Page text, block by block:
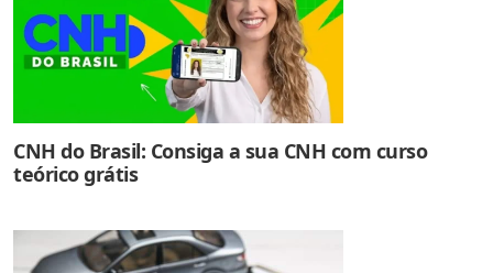
CNH do Brasil: Consiga a sua CNH com curso
teórico grátis